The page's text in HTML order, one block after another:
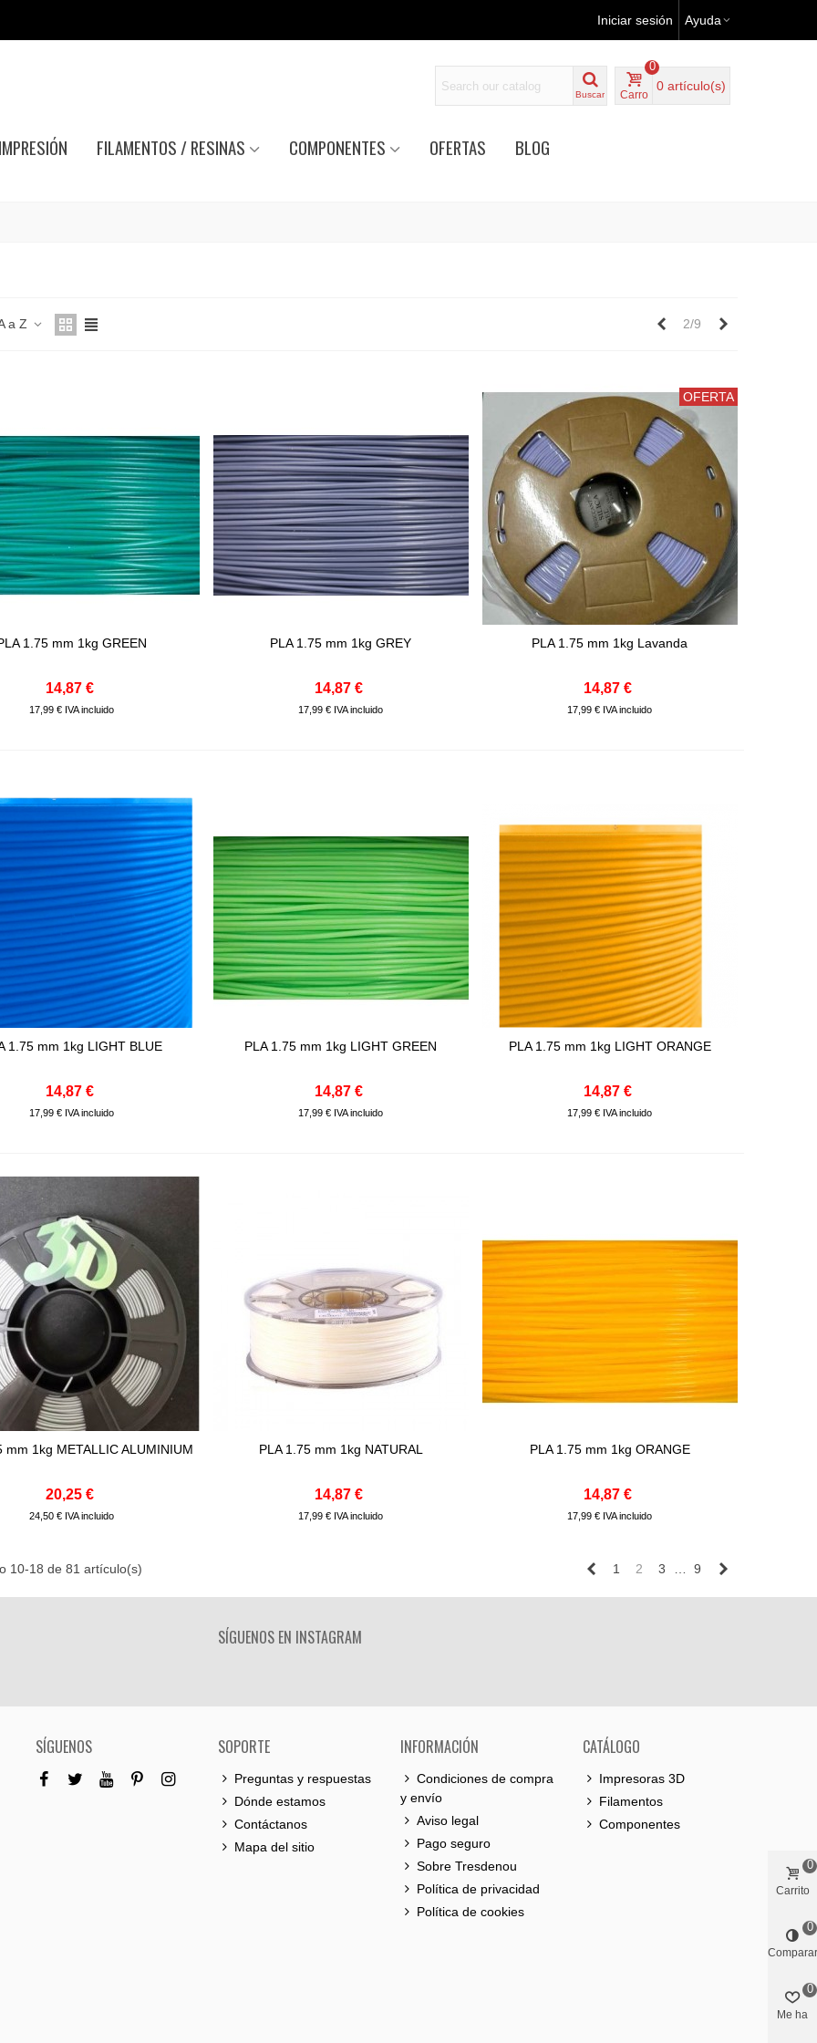
Iniciar sesión Ayuda
Buscar Carro
0
0 artículo(s)
FILAMENTOS / RESINAS COMPONENTES OFERTAS BLOG
a Z Anterior
2/9
Comprar1.75 mm 1kg GREEN
14,87 €
17,99 € IVA incluido
Comprar
PLA 1.75 mm 1kg GREY
14,87 €
17,99 € IVA incluido
OFERTA
Comprar
PLA 1.75 mm 1kg Lavanda
14,87 €
17,99 € IVA incluido
Comprar
1.75 mm 1kg LIGHT BLUE
14,87 €
17,99 € IVA incluido
Comprar
PLA 1.75 mm 1kg LIGHT GREEN
14,87 €
17,99 € IVA incluido
Comprar
PLA 1.75 mm 1kg LIGHT ORANGE
14,87 €
17,99 € IVA incluido
Comprar
mm 1kg METALLIC ALUMINIUM
20,25 €
24,50 € IVA incluido
Comprar
PLA 1.75 mm 1kg NATURAL
14,87 €
17,99 € IVA incluido
Comprar
PLA 1.75 mm 1kg ORANGE
14,87 €
17,99 € IVA incluido
10-18 de 81 artículo(s) Anterior
1 2 3 9
SÍGUENOS EN INSTAGRAM
SÍGUENOS SOPORTE
Preguntas y respuestas
Dónde estamos
Contáctanos
Mapa del sitio
INFORMACIÓN
Condiciones de compra
y envío
Aviso legal
Pago seguro
Sobre Tresdenou
Política de privacidad
Política de cookies
CATÁLOGO
Impresoras 3D
Filamentos
Componentes
Carrito
0
Comparar
0
Me ha
0